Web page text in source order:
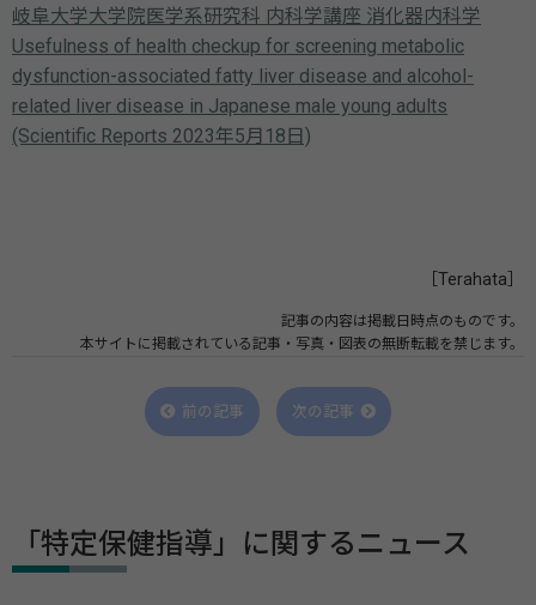
岐阜大学大学院医学系研究科 内科学講座 消化器内科学
Usefulness of health checkup for screening metabolic
dysfunction-associated fatty liver disease and alcohol-
related liver disease in Japanese male young adults
(Scientific Reports 2023年5月18日)
［Terahata］
記事の内容は掲載日時点のものです。
本サイトに掲載されている記事・写真・図表の無断転載を禁じます。
前の記事 次の記事
「特定保健指導」に関するニュース